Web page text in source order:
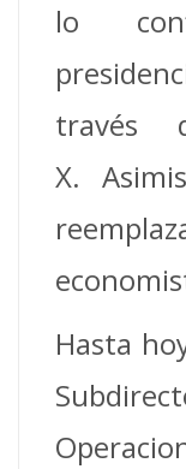
lo
través
X.
Hasta